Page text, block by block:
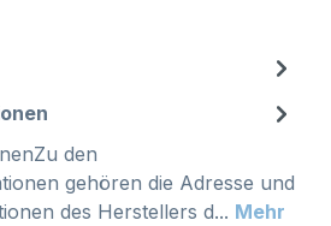
den
gehören die Adresse und
des Herstellers d... Mehr